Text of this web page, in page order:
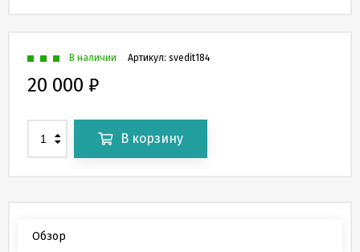
Артикул: svedit184
В наличии
20 000 ₽
В корзину
Обзор